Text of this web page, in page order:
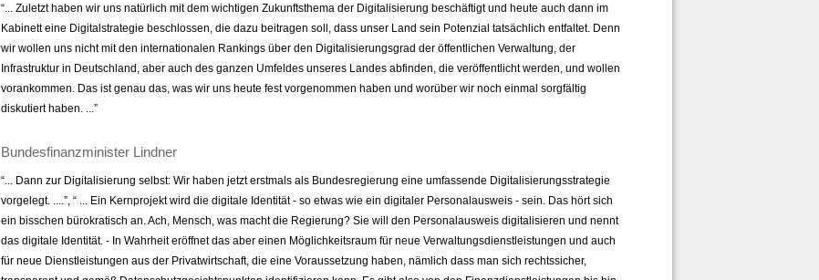
“... Zuletzt haben wir uns natürlich mit dem wichtigen Zukunftsthema der Digitalisierung beschäftigt und heute auch dann im
Kabinett eine Digitalstrategie beschlossen, die dazu beitragen soll, dass unser Land sein Potenzial tatsächlich entfaltet. Denn
wir wollen uns nicht mit den internationalen Rankings über den Digitalisierungsgrad der öffentlichen Verwaltung, der
Infrastruktur in Deutschland, aber auch des ganzen Umfeldes unseres Landes abfinden, die veröffentlicht werden, und wollen
vorankommen. Das ist genau das, was wir uns heute fest vorgenommen haben und worüber wir noch einmal sorgfältig
diskutiert haben. ...”
Bundesfinanzminister Lindner
“... Dann zur Digitalisierung selbst: Wir haben jetzt erstmals als Bundesregierung eine umfassende Digitalisierungsstrategie
vorgelegt. ....”, “ ... Ein Kernprojekt wird die digitale Identität - so etwas wie ein digitaler Personalausweis - sein. Das hört sich
ein bisschen bürokratisch an. Ach, Mensch, was macht die Regierung? Sie will den Personalausweis digitalisieren und nennt
das digitale Identität. - In Wahrheit eröffnet das aber einen Möglichkeitsraum für neue Verwaltungsdienstleistungen und auch
für neue Dienstleistungen aus der Privatwirtschaft, die eine Voraussetzung haben, nämlich dass man sich rechtssicher,